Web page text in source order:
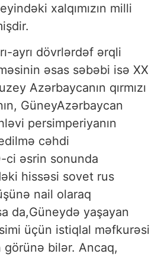
xalqımızın milli
ayrı dövrlərdəf ərqli
əsas səbəbi isə XX
Azərbaycanın qırmızı
GüneyAzərbaycan
persimperiyanın
cəhdi
ci əsrin sonunda
hissəsi sovet rus
nail olaraq
da,Güneydə yaşayan
üçün istiqlal məfkurəsi
bilər. Ancaq,